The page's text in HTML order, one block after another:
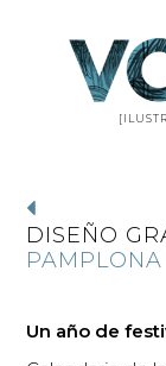
DISEÑO
PAMPLONA
Un año de